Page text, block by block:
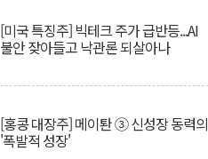
[미국 특징주] 빅테크 주가 급반등...AI
불안 잦아들고 낙관론 되살아나
[홍콩 대장주] 메이퇀 ③ 신성장 동력의
'폭발적 성장'